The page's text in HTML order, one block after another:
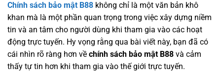
Chính sách bảo mật B88 không chỉ là một văn bản khô
khan mà là một phần quan trọng trong việc xây dựng niềm
tin và an tâm cho người dùng khi tham gia vào các hoạt
động trực tuyến. Hy vọng rằng qua bài viết này, bạn đã có
cái nhìn rõ ràng hơn về chính sách bảo mật B88 và cảm
thấy tự tin hơn khi tham gia vào thế giới trực tuyến.